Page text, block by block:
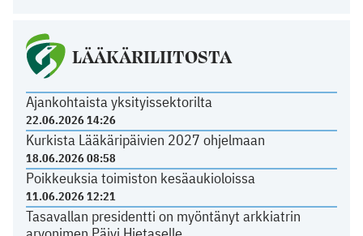
LÄÄKÄRILIITOSTA
Ajankohtaista yksityissektorilta
22.06.2026 14:26
Kurkista Lääkäripäivien 2027 ohjelmaan
18.06.2026 08:58
Poikkeuksia toimiston kesäaukioloissa
11.06.2026 12:21
Tasavallan presidentti on myöntänyt arkkiatrin